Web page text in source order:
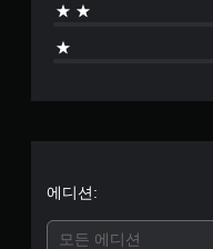
에디션:
모든 에디션